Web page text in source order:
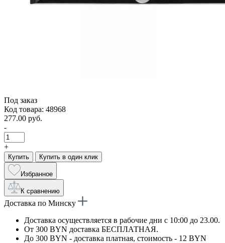
Под заказ
Код товара: 48968
277.00 руб.
-
+
Купить Купить в один клик
Избранное
К сравнению
Доставка по Минску
Доставка осуществляется в рабочие дни с 10:00 до 23.00.
От 300 BYN доставка БЕСПЛАТНАЯ.
До 300 BYN - доставка платная, стоимость - 12 BYN